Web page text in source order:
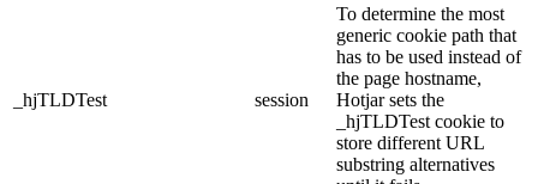
_hjTLDTest session
To determine the most
generic cookie path that
has to be used instead of
the page hostname,
Hotjar sets the
_hjTLDTest cookie to
store different URL
substring alternatives